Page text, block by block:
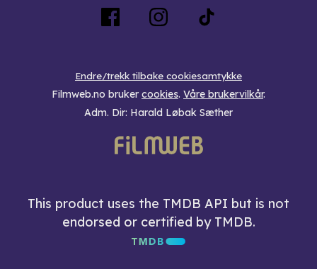
Endre/trekk tilbake cookiesamtykke
Filmweb.no bruker cookies. Våre brukervilkår.
Adm. Dir: Harald Løbak Sæther
This product uses the TMDB API but is not
endorsed or certified by TMDB.